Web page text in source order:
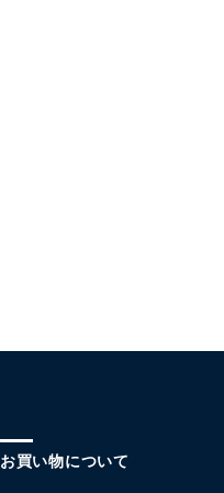
お買い物について